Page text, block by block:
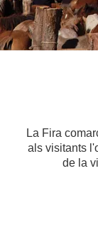
La Fira
als visitants
de la